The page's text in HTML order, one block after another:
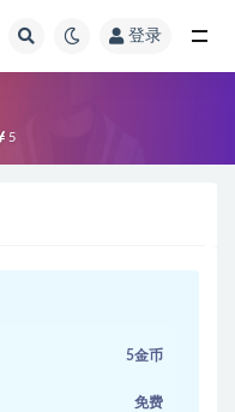
登录
5
5金币
免费